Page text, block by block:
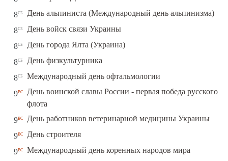
8сб День альпиниста (Международный день альпинизма)
8сб День войск связи Украины
8сб День города Ялта (Украина)
8сб День физкультурника
8сб Международный день офтальмологии
9вс
День воинской славы России - первая победа русского
флота
9вс День работников ветеринарной медицины Украины
9вс День строителя
9вс Международный день коренных народов мира